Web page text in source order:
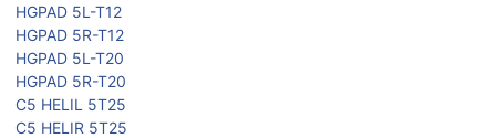
HGPAD 5L-T12
HGPAD 5R-T12
HGPAD 5L-T20
HGPAD 5R-T20
C5 HELIL 5T25
C5 HELIR 5T25